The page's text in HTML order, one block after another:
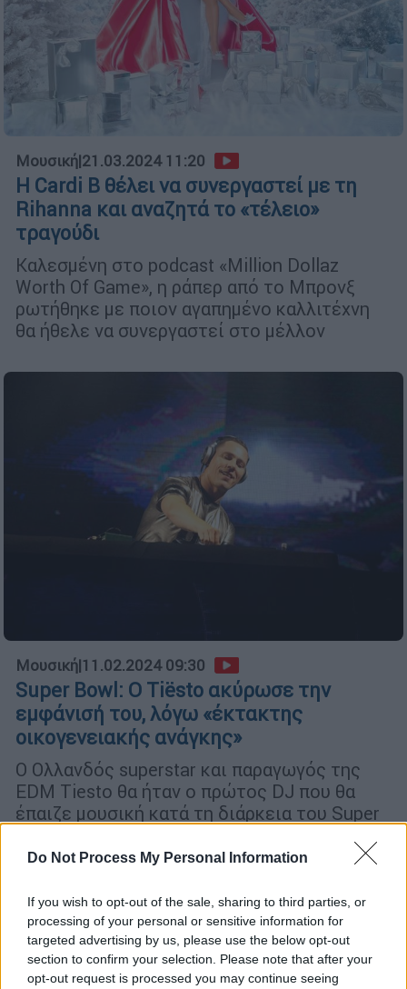
Do Not Process My Personal Information
If you wish to opt-out of the sale, sharing to third parties, or
processing of your personal or sensitive information for
targeted advertising by us, please use the below opt-out
section to confirm your selection. Please note that after your
opt-out request is processed you may continue seeing
Μουσική|21.03.2024 11:20
Η Cardi B θέλει να συνεργαστεί με τη
Rihanna και αναζητά το «τέλειο»
τραγούδι
Καλεσμένη στο podcast «Million Dollaz
Worth Of Game», η ράπερ από το Μπρονξ
ρωτήθηκε με ποιον αγαπημένο καλλιτέχνη
θα ήθελε να συνεργαστεί στο μέλλον
Μουσική|11.02.2024 09:30
Super Bowl: Ο Tiësto ακύρωσε την
εμφάνισή του, λόγω «έκτακτης
οικογενειακής ανάγκης»
Ο Ολλανδός superstar και παραγωγός της
EDM Tiesto θα ήταν ο πρώτος DJ που θα
έπαιζε μουσική κατά τη διάρκεια του Super